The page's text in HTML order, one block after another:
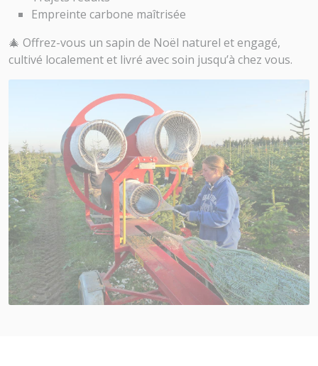
Empreinte carbone maîtrisée
🎄 Offrez-vous un sapin de Noël naturel et engagé,
cultivé localement et livré avec soin jusqu’à chez vous.